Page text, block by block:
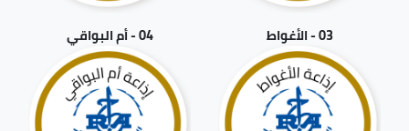
03 - الأغواط 04 - أم البواقي